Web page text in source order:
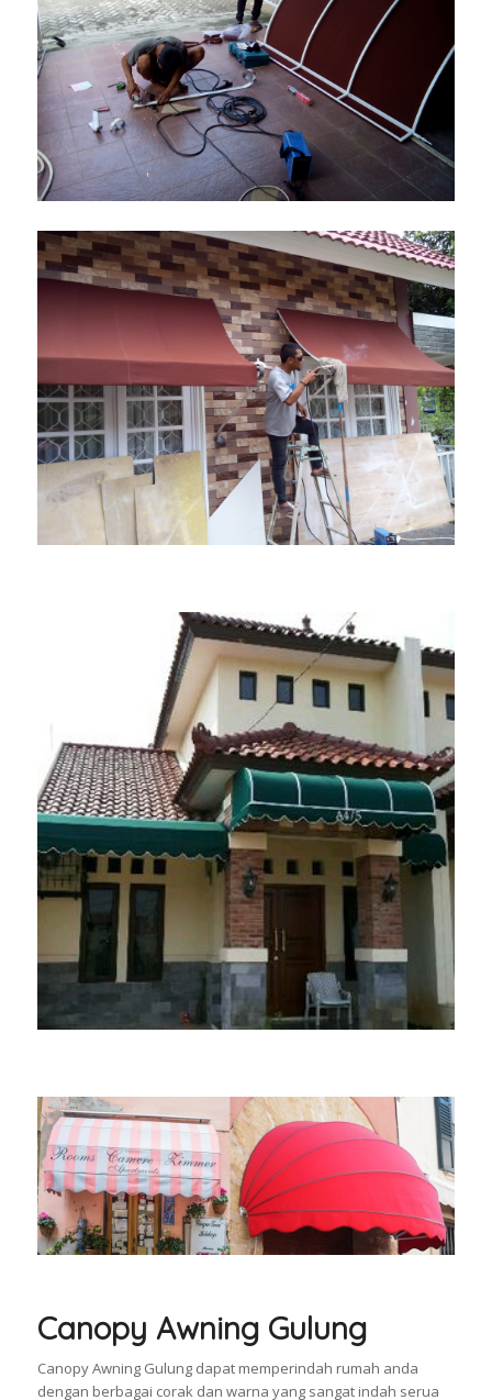
Canopy Awning Gulung
Canopy Awning Gulung dapat memperindah rumah anda
dengan berbagai corak dan warna yang sangat indah serua